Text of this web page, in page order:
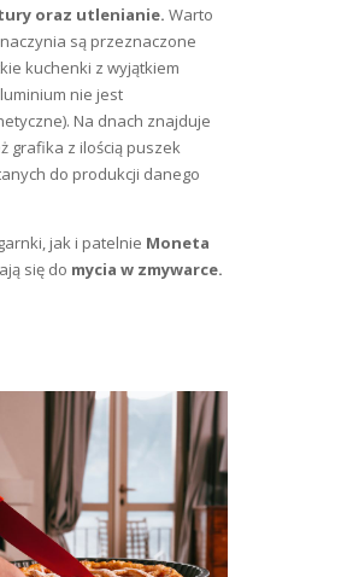
oraz utlenianie. Warto
są przeznaczone
kuchenki z wyjątkiem
nie jest
Na dnach znajduje
grafika z ilością puszek
do produkcji danego
jak i patelnie Moneta
się do mycia w zmywarce.